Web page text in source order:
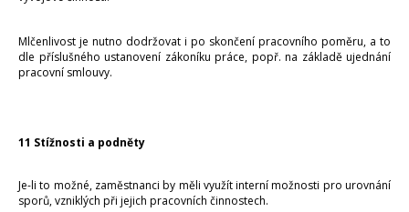
Mlčenlivost je nutno dodržovat i po skončení pracovního poměru, a to
dle příslušného ustanovení zákoníku práce, popř. na základě ujednání
pracovní smlouvy.
11 Stížnosti a podněty
Je-li to možné, zaměstnanci by měli využít interní možnosti pro urovnání
sporů, vzniklých při jejich pracovních činnostech.